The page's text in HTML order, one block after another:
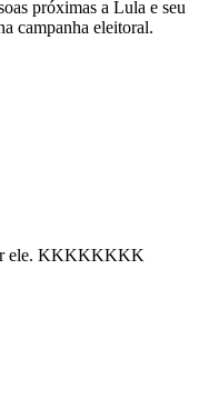
próximas a Lula e seu
campanha eleitoral.
ele. KKKKKKKK